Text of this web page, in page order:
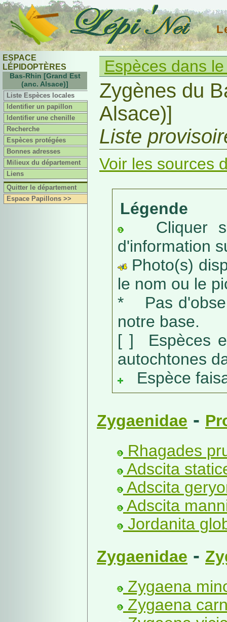
ESPACE
LÉPIDOPTÈRES
Bas-Rhin [Grand Est
(anc. Alsace)]
Liste Espèces locales
Identifier un papillon
Identifier une chenille
Recherche
Espèces protégées
Bonnes adresses
Milieux du département
Liens
Quitter le département
Espace Papillons >>
Espèces dans
Zygènes du
Alsace)]
Liste
Voir les sources
Légende
Cliquer
d'information
Photo(s)
le nom ou le
* Pas
notre base.
[ ] Espèces
autochtones
Espèce
Zygaenidae -
Rhagades
Adscita
Adscita
Adscita
Jordanita
Zygaenidae -
Zygaena
Zygaena